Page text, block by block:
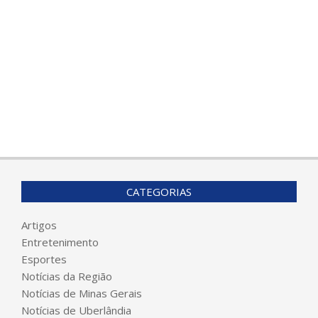
CATEGORIAS
Artigos
Entretenimento
Esportes
Notícias da Região
Notícias de Minas Gerais
Notícias de Uberlândia